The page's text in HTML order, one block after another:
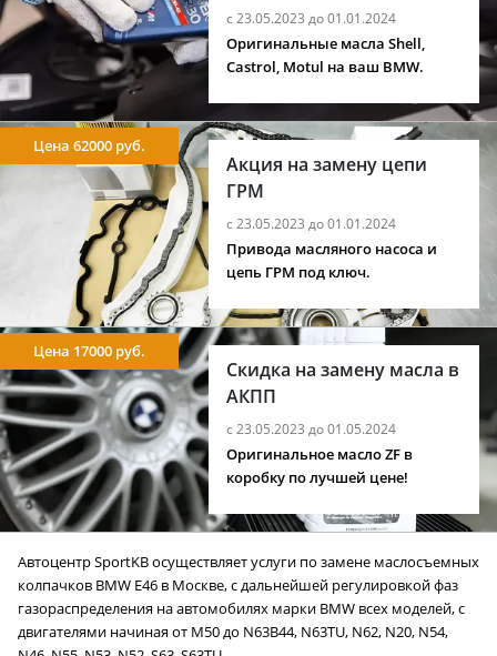
с 23.05.2023 до 01.01.2024
Оригинальные масла Shell,
Castrol, Motul на ваш BMW.
Акция на замену цепи
ГРМ
с 23.05.2023 до 01.01.2024
Цена 62000 руб.
Привода масляного насоса и
цепь ГРМ под ключ.
Скидка на замену масла в
АКПП
с 23.05.2023 до 01.05.2024
Цена 17000 руб.
Оригинальное масло ZF в
коробку по лучшей цене!
Автоцентр SportKB осуществляет услуги по замене маслосъемных
колпачков BMW E46 в Москве, с дальнейшей регулировкой фаз
газораспределения на автомобилях марки BMW всех моделей, с
двигателями начиная от M50 до N63B44, N63TU, N62, N20, N54,